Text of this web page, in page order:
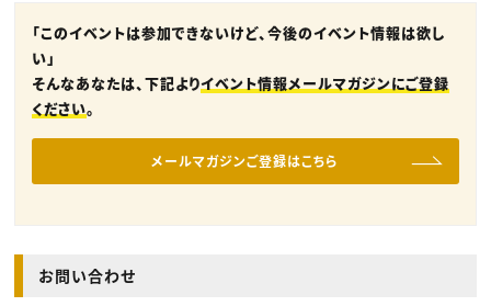
「このイベントは参加できないけど、今後のイベント情報は欲し
い」
そんなあなたは、下記よりイベント情報メールマガジンにご登録
ください。
メールマガジンご登録はこちら
お問い合わせ